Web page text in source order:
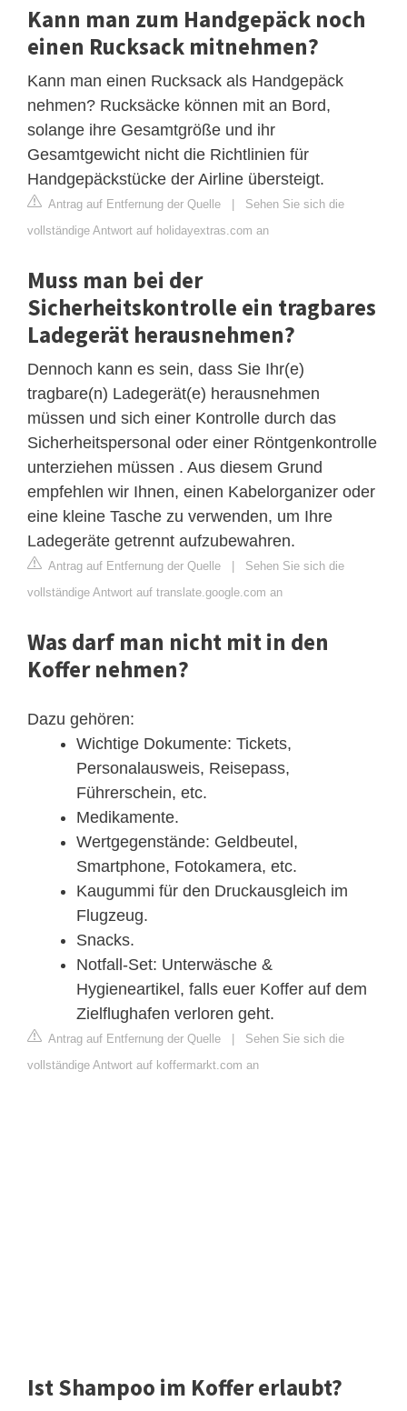
Kann man zum Handgepäck noch
einen Rucksack mitnehmen?
Kann man einen Rucksack als Handgepäck
nehmen? Rucksäcke können mit an Bord,
solange ihre Gesamtgröße und ihr
Gesamtgewicht nicht die Richtlinien für
Handgepäckstücke der Airline übersteigt.
Antrag auf Entfernung der Quelle | Sehen Sie sich die
vollständige Antwort auf holidayextras.com an
Muss man bei der
Sicherheitskontrolle ein tragbares
Ladegerät herausnehmen?
Dennoch kann es sein, dass Sie Ihr(e)
tragbare(n) Ladegerät(e) herausnehmen
müssen und sich einer Kontrolle durch das
Sicherheitspersonal oder einer Röntgenkontrolle
unterziehen müssen . Aus diesem Grund
empfehlen wir Ihnen, einen Kabelorganizer oder
eine kleine Tasche zu verwenden, um Ihre
Ladegeräte getrennt aufzubewahren.
Antrag auf Entfernung der Quelle | Sehen Sie sich die
vollständige Antwort auf translate.google.com an
Was darf man nicht mit in den
Koffer nehmen?
Dazu gehören:
Wichtige Dokumente: Tickets,
Personalausweis, Reisepass,
Führerschein, etc.
Medikamente.
Wertgegenstände: Geldbeutel,
Smartphone, Fotokamera, etc.
Kaugummi für den Druckausgleich im
Flugzeug.
Snacks.
Notfall-Set: Unterwäsche &
Hygieneartikel, falls euer Koffer auf dem
Zielflughafen verloren geht.
Antrag auf Entfernung der Quelle | Sehen Sie sich die
vollständige Antwort auf koffermarkt.com an
Ist Shampoo im Koffer erlaubt?